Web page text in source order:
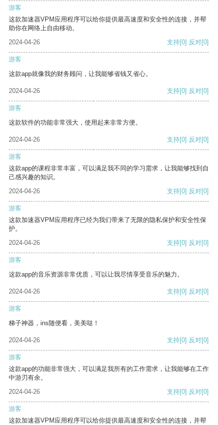
游客
这款加速器VPM应用程序可以给你提供最高速度和安全性的连接，并帮
助你在网络上自由移动。
2024-04-26
支持[0] 反对[0]
游客
这款app就像我的财务顾问，让我能够省钱又省心。
2024-04-26 支持[0] 反对[0]
游客
这款软件的功能非常强大，使用起来非常方便。
2024-04-26 支持[0] 反对[0]
游客
这款app的课程非常丰富，可以满足我不同的学习需求，让我能够找到自
己感兴趣的知识。
2024-04-26
支持[0] 反对[0]
游客
这款加速器VPM应用程序已经为我们带来了无限的隐私保护和安全性保
护。
2024-04-26
支持[0] 反对[0]
游客
这款app的音乐资源非常优质，可以让我尽情享受音乐的魅力。
2024-04-26 支持[0] 反对[0]
游客
梯子神器，ins随便看，美美哒！
2024-04-26 支持[0] 反对[0]
游客
这款app的功能非常强大，可以满足我所有的工作需求，让我能够在工作
中游刃有余。
2024-04-26
支持[0] 反对[0]
游客
这款加速器VPM应用程序可以给你提供最高速度和安全性的连接，并帮